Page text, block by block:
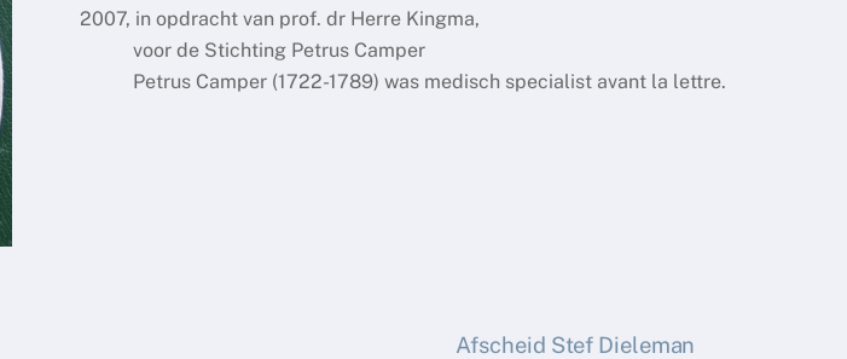
2007, in opdracht van prof. dr Herre Kingma,
voor de Stichting Petrus Camper
Petrus Camper (1722-1789) was medisch specialist avant la lettre.
Afscheid Stef Dieleman